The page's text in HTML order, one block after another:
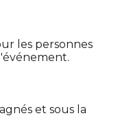
les personnes
et sous la